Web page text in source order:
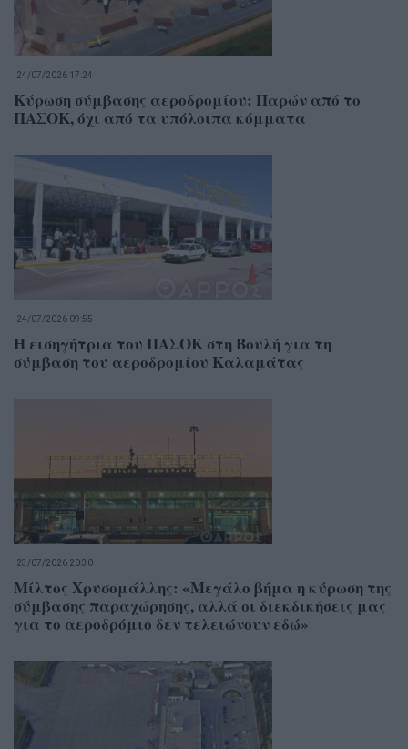
24/07/2026 17:24
Κύρωση σύμβασης αεροδρομίου: Παρών από το
ΠΑΣΟΚ, όχι από τα υπόλοιπα κόμματα
24/07/2026 09:55
Η εισηγήτρια του ΠΑΣΟΚ στη Βουλή για τη
σύμβαση του αεροδρομίου Καλαμάτας
23/07/2026 20:30
Μίλτος Χρυσομάλλης: «Μεγάλο βήμα η κύρωση της
σύμβασης παραχώρησης, αλλά οι διεκδικήσεις μας
για το αεροδρόμιο δεν τελειώνουν εδώ»